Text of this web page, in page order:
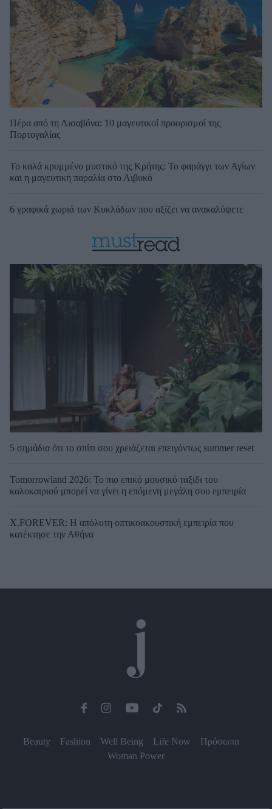
Πέρα από τη Λισαβόνα: 10 μαγευτικοί προορισμοί της
Πορτογαλίας
Το καλά κρυμμένο μυστικό της Κρήτης: Το φαράγγι των Αγίων
και η μαγευτική παραλία στο Λιβυκό
6 γραφικά χωριά των Κυκλάδων που αξίζει να ανακαλύψετε
5 σημάδια ότι το σπίτι σου χρειάζεται επειγόντως summer reset
Tomorrowland 2026: Το πιο επικό μουσικό ταξίδι του
καλοκαιριού μπορεί να γίνει η επόμενη μεγάλη σου εμπειρία
X.FOREVER: Η απόλυτη οπτικοακουστική εμπειρία που
κατέκτησε την Αθήνα
Beauty Fashion Well Being Life Now
Πρόσωπα
Woman Power